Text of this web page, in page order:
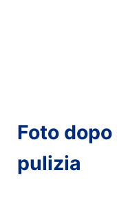
Foto dopo
pulizia